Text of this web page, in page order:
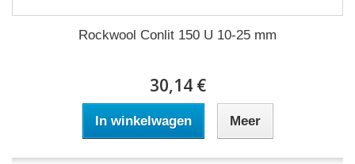
Rockwool Conlit 150 U 10-25 mm
30,14 €
In winkelwagen Meer